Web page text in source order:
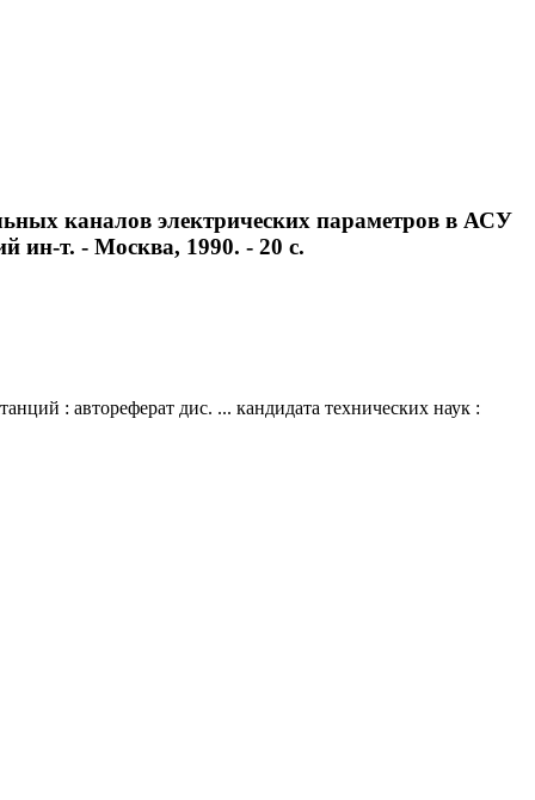
каналов электрических параметров в АСУ
ин-т. - Москва, 1990. - 20 с.
: автореферат дис. ... кандидата технических наук :